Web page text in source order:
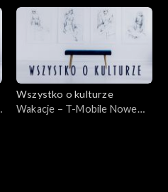
Wszystko o kulturze
Wakacje – T-Mobile Nowe